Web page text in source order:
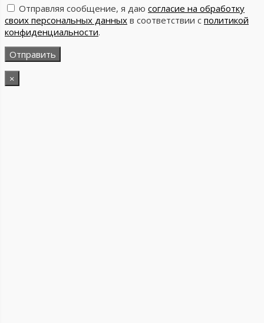
Отправляя сообщение, я даю согласие на обработку
своих персональных данных в соответствии с политикой
конфиденциальности.
×